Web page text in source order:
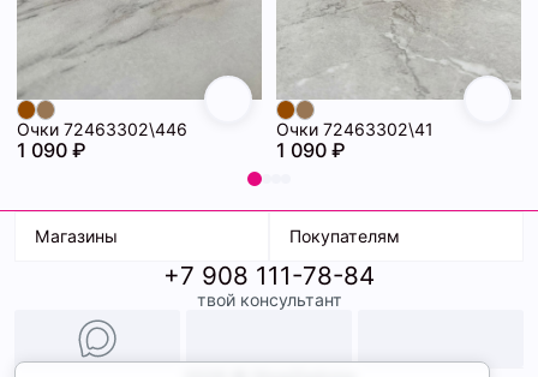
Очки 72463302\446
1 090 ₽
Очки 72463302\41
1 090 ₽
Магазины
ТК Терминал
ТРК Континент
Покупателям
Доставка
Условия оплаты
Образы
+7 908 111-78-84
твой консультант